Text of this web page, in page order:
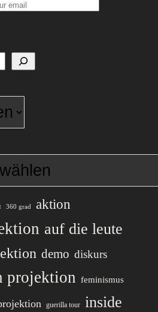
lecture
Linz
360 grad aktion
auf die leute
demo diskurs
projektion feminismus
guerilla tour inside